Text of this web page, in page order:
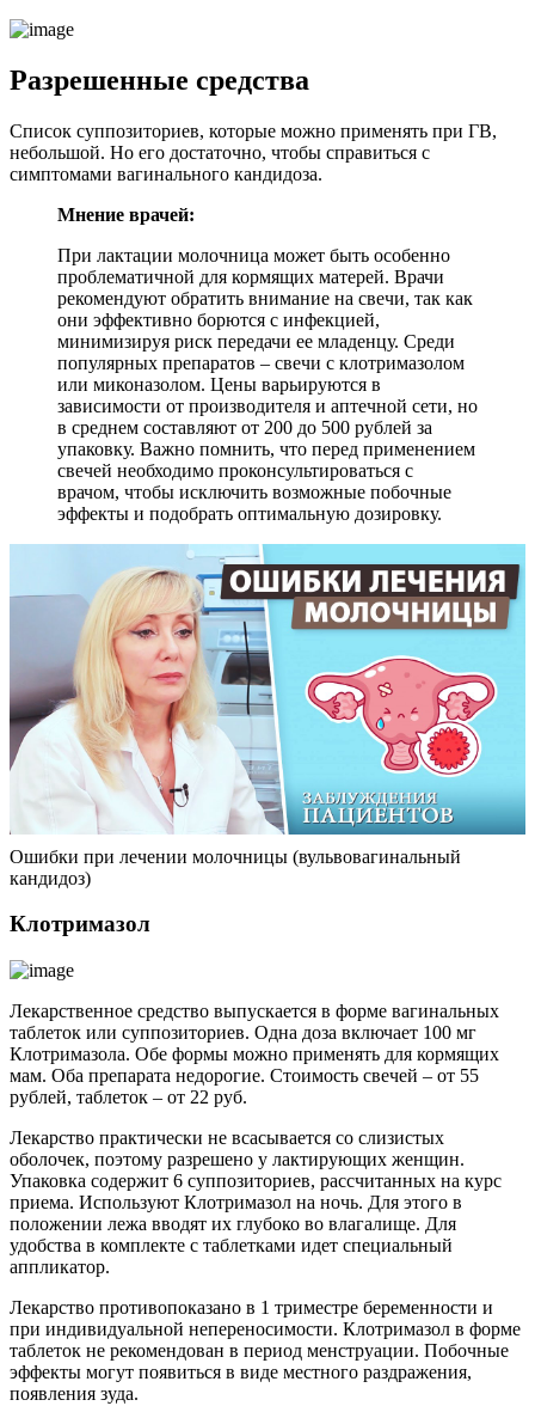
Разрешенные средства
Список суппозиториев, которые можно применять при ГВ,
небольшой. Но его достаточно, чтобы справиться с
симптомами вагинального кандидоза.
Мнение врачей:
При лактации молочница может быть особенно
проблематичной для кормящих матерей. Врачи
рекомендуют обратить внимание на свечи, так как
они эффективно борются с инфекцией,
минимизируя риск передачи ее младенцу. Среди
популярных препаратов – свечи с клотримазолом
или миконазолом. Цены варьируются в
зависимости от производителя и аптечной сети, но
в среднем составляют от 200 до 500 рублей за
упаковку. Важно помнить, что перед применением
свечей необходимо проконсультироваться с
врачом, чтобы исключить возможные побочные
эффекты и подобрать оптимальную дозировку.
Ошибки при лечении молочницы (вульвовагинальный
кандидоз)
Клотримазол
Лекарственное средство выпускается в форме вагинальных
таблеток или суппозиториев. Одна доза включает 100 мг
Клотримазола. Обе формы можно применять для кормящих
мам. Оба препарата недорогие. Стоимость свечей – от 55
рублей, таблеток – от 22 руб.
Лекарство практически не всасывается со слизистых
оболочек, поэтому разрешено у лактирующих женщин.
Упаковка содержит 6 суппозиториев, рассчитанных на курс
приема. Используют Клотримазол на ночь. Для этого в
положении лежа вводят их глубоко во влагалище. Для
удобства в комплекте с таблетками идет специальный
аппликатор.
Лекарство противопоказано в 1 триместре беременности и
при индивидуальной непереносимости. Клотримазол в форме
таблеток не рекомендован в период менструации. Побочные
эффекты могут появиться в виде местного раздражения,
появления зуда.